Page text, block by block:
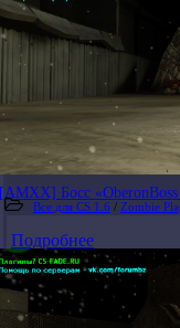
[AMXX] Босс
Все для CS 1.6 / Zombie
Подробнее